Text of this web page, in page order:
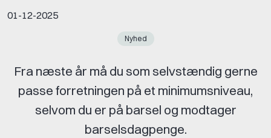
01-12-2025
Nyhed
Fra næste år må du som selvstændig gerne
passe forretningen på et minimumsniveau,
selvom du er på barsel og modtager
barselsdagpenge.